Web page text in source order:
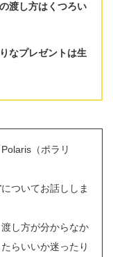
渡し方はくつろい
なプレゼントは生
（ポラリ
についてお話ししま
し方が分からなか
らいいか迷ったり